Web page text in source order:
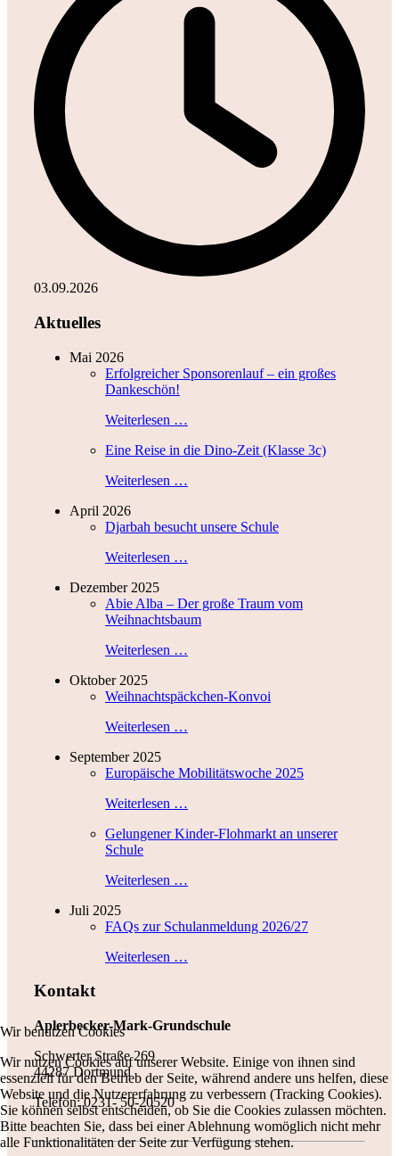
03.09.2026
Aktuelles
Mai 2026
Erfolgreicher Sponsorenlauf – ein großes
Dankeschön!
Weiterlesen …
Eine Reise in die Dino-Zeit (Klasse 3c)
Weiterlesen …
April 2026
Djarbah besucht unsere Schule
Weiterlesen …
Dezember 2025
Abie Alba – Der große Traum vom
Weihnachtsbaum
Weiterlesen …
Oktober 2025
Weihnachtspäckchen-Konvoi
Weiterlesen …
September 2025
Europäische Mobilitätswoche 2025
Weiterlesen …
Gelungener Kinder-Flohmarkt an unserer
Schule
Weiterlesen …
Juli 2025
FAQs zur Schulanmeldung 2026/27
Weiterlesen …
Kontakt
Aplerbecker-Mark-Grundschule
Schwerter Straße 269
44287 Dortmund
Telefon: 0231- 50-20520
Wir benutzen Cookies
Wir nutzen Cookies auf unserer Website. Einige von ihnen sind
essenziell für den Betrieb der Seite, während andere uns helfen, diese
Website und die Nutzererfahrung zu verbessern (Tracking Cookies).
Sie können selbst entscheiden, ob Sie die Cookies zulassen möchten.
Bitte beachten Sie, dass bei einer Ablehnung womöglich nicht mehr
alle Funktionalitäten der Seite zur Verfügung stehen.